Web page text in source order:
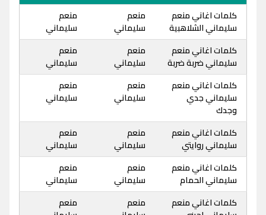
كلمات اغاني منعم
سليماني الشلاهبية
منعم
سليماني
منعم
سليماني
كلمات اغاني منعم
سليماني ضربة ضربة
منعم
سليماني
منعم
سليماني
كلمات اغاني منعم
سليماني جدي
وجدك
منعم
سليماني
منعم
سليماني
كلمات اغاني منعم
سليماني روايتي
منعم
سليماني
منعم
سليماني
كلمات اغاني منعم
سليماني الحمام
منعم
سليماني
منعم
سليماني
كلمات اغاني منعم
منعم
منعم